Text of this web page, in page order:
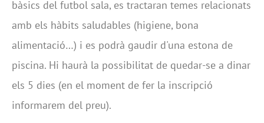
bàsics del futbol sala, es tractaran temes relacionats
amb els hàbits saludables (higiene, bona
alimentació…) i es podrà gaudir d'una estona de
piscina. Hi haurà la possibilitat de quedar-se a dinar
els 5 dies (en el moment de fer la inscripció
informarem del preu).